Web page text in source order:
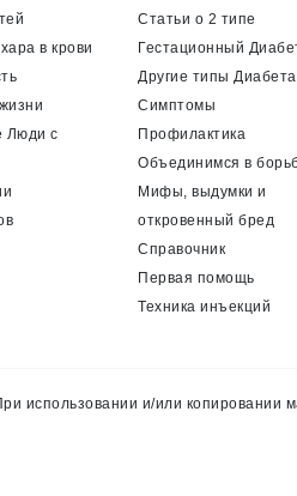
в крови
Люди с
Статьи о 2 типе
Гестационный
Другие типы Диабета
Симптомы
Профилактика
Объединимся в
Мифы, выдумки и
откровенный бред
Справочник
Первая помощь
Техника инъекций
и/или копировании